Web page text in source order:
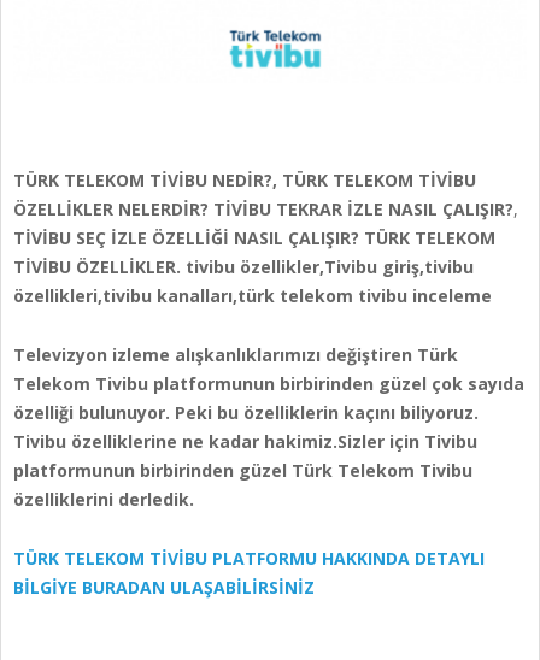
TÜRK TELEKOM TİVİBU NEDİR?, TÜRK TELEKOM TİVİBU
ÖZELLİKLER NELERDİR? TİVİBU TEKRAR İZLE NASIL ÇALIŞIR?,
TİVİBU SEÇ İZLE ÖZELLİĞİ NASIL ÇALIŞIR? TÜRK TELEKOM
TİVİBU ÖZELLİKLER. tivibu özellikler,Tivibu giriş,tivibu
özellikleri,tivibu kanalları,türk telekom tivibu inceleme
Televizyon izleme alışkanlıklarımızı değiştiren Türk
Telekom Tivibu platformunun birbirinden güzel çok sayıda
özelliği bulunuyor. Peki bu özelliklerin kaçını biliyoruz.
Tivibu özelliklerine ne kadar hakimiz.Sizler için Tivibu
platformunun birbirinden güzel Türk Telekom Tivibu
özelliklerini derledik.
TÜRK TELEKOM TİVİBU PLATFORMU HAKKINDA DETAYLI
BİLGİYE BURADAN ULAŞABİLİRSİNİZ